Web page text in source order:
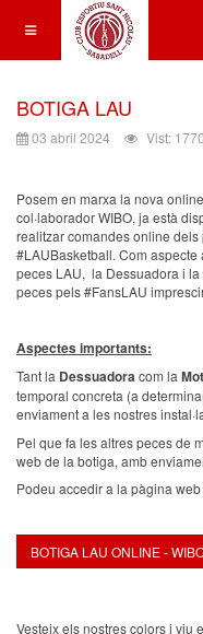
BOTIGA LAU
03 abril 2024 Vist: 1770
Posem en marxa la nova
col·laborador WIBO, ja està
realitzar comandes online
#LAUBasketball. Com
peces LAU, la Dessuadora i
peces pels #FansLAU
Aspectes importants:
Tant la Dessuadoracom la
temporal concreta (a
enviament a les nostres
Pel que fa les altres peces de
web de la botiga, amb
Podeu accedir a la pàgina
BOTIGA LAU ONLINE -
Vesteix els nostres colors i viu